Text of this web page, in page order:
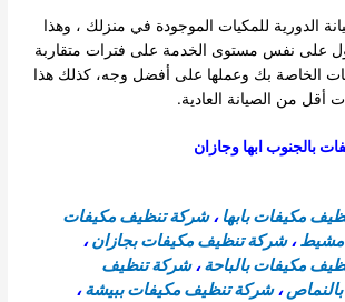
الدورية للمكيات الموجودة في منزلك ، وهذا
على نفس مستوى الخدمة على فترات متقاربة
الخاصة بك وعملها على أفضل وجه، كذلك هذا
أقل من الصيانة العادية.
بالجنوب ابها وجازان
مكيفات بابها ،شركة تنظيف مكيفات
،شركة تنظيف مكيفات بجازان،
مكيفات بالباحة،شركة تنظيف
،شركة تنظيف مكيفات ببيشة،